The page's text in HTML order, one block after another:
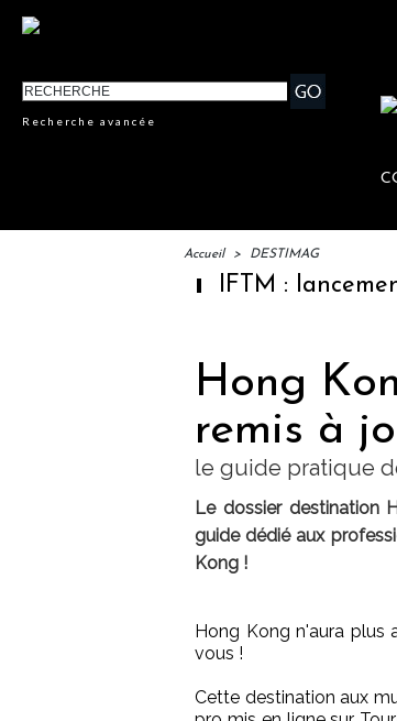
Recherche avancée
Accueil > DESTIMAG
IFTM : lancement
Hong
remis à
le guide pratique
Le dossier destination
guide dédié aux
Kong !
Hong Kong n'aura plus
vous !
Cette destination aux